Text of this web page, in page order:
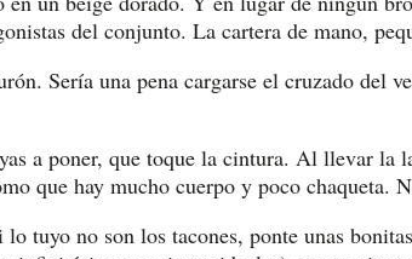
del conjunto. La cartera de mano,
Sería una pena cargarse el cruzado del
a poner, que toque la cintura. Al llevar la
que hay mucho cuerpo y poco chaqueta.
tuyo no son los tacones, ponte unas